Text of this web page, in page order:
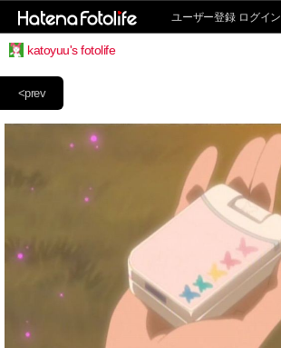
ユーザー登録 ログイン
katoyuu's fotolife
<prev